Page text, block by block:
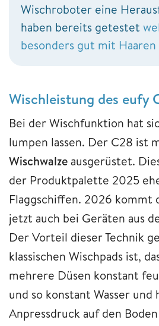
Wischroboter eine
haben bereits getestet
besonders gut mit
Wischleistung des eufy
Bei der Wischfunktion hat
lumpen lassen. Der C28 ist
Wischwalze ausgerüstet.
der Produktpalette 2025
Flaggschiffen. 2026 kommt
jetzt auch bei Geräten aus
Der Vorteil dieser Technik
klassischen Wischpads ist,
mehrere Düsen konstant
und so konstant Wasser und
Anpressdruck auf den